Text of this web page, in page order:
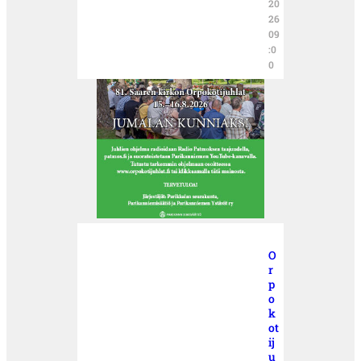
20
26
09
:0
0
O
r
p
o
k
ot
ij
u